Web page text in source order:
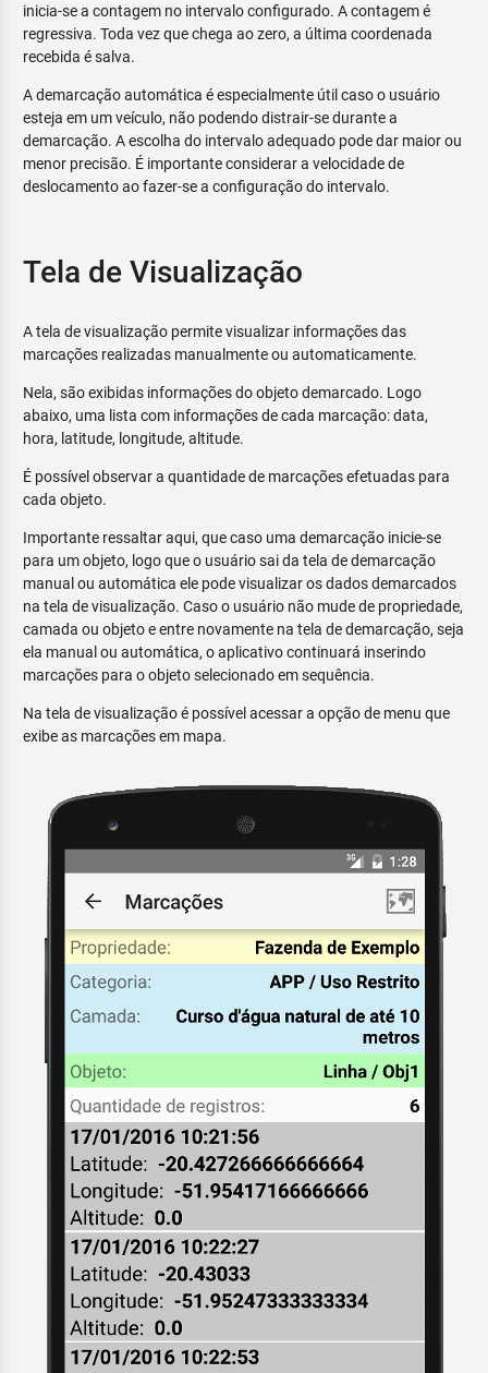
inicia-se a contagem no intervalo configurado. A contagem é
regressiva. Toda vez que chega ao zero, a última coordenada
recebida é salva.
A demarcação automática é especialmente útil caso o usuário
esteja em um veículo, não podendo distrair-se durante a
demarcação. A escolha do intervalo adequado pode dar maior ou
menor precisão. É importante considerar a velocidade de
deslocamento ao fazer-se a configuração do intervalo.
Tela de Visualização
A tela de visualização permite visualizar informações das
marcações realizadas manualmente ou automaticamente.
Nela, são exibidas informações do objeto demarcado. Logo
abaixo, uma lista com informações de cada marcação: data,
hora, latitude, longitude, altitude.
É possível observar a quantidade de marcações efetuadas para
cada objeto.
Importante ressaltar aqui, que caso uma demarcação inicie-se
para um objeto, logo que o usuário sai da tela de demarcação
manual ou automática ele pode visualizar os dados demarcados
na tela de visualização. Caso o usuário não mude de propriedade,
camada ou objeto e entre novamente na tela de demarcação, seja
ela manual ou automática, o aplicativo continuará inserindo
marcações para o objeto selecionado em sequência.
Na tela de visualização é possível acessar a opção de menu que
exibe as marcações em mapa.